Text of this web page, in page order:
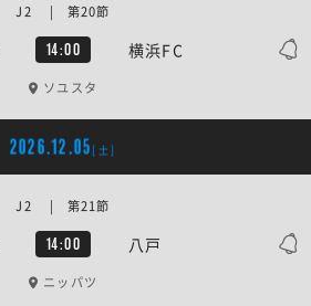
14:00 横浜FC
J2 | 第20節
ソユスタ
2026.12.05 [土]
14:00 八戸
J2 | 第21節
ニッパツ